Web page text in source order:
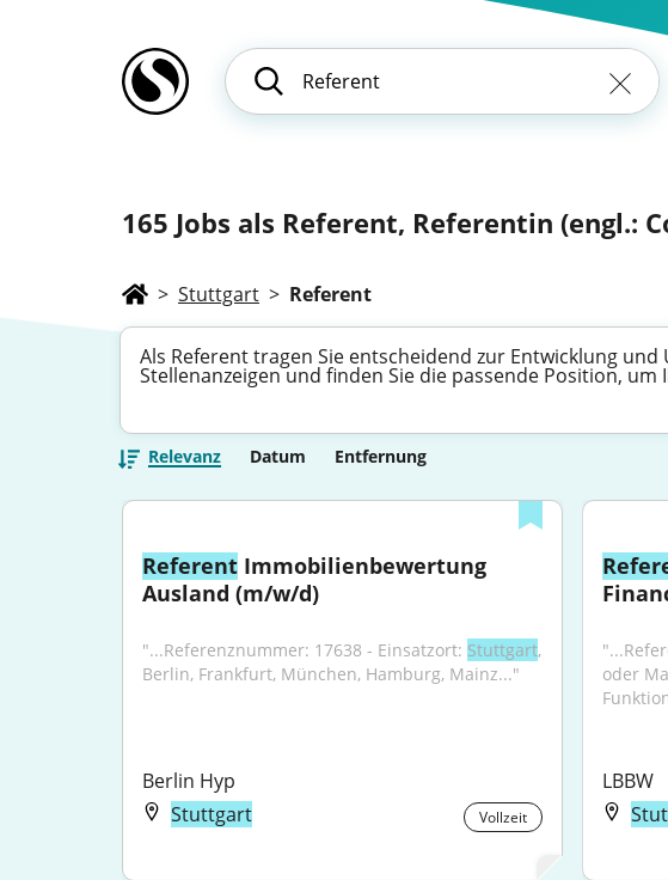
165 Jobs als Referent, Referentin (engl.:
> Stuttgart > Referent
Als Referent tragen Sie entscheidend zur Entwicklung
Stellenanzeigen und finden Sie die passende Position,
Relevanz Datum Entfernung
Referent Immobilienbewertung
Ausland (m/w/d)
"...Referenznummer: 17638 - Einsatzort: Stuttgart,
Berlin, Frankfurt, München, Hamburg, Mainz..."
Berlin Hyp
Stuttgart
Vollzeit
oder
LBBW